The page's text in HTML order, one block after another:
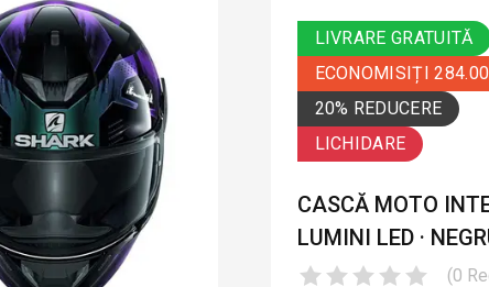
LIVRARE GRATUITĂ
ECONOMISIȚI
20% REDUCERE
LICHIDARE
CASCĂ MOTO
LUMINI LED ·
(0